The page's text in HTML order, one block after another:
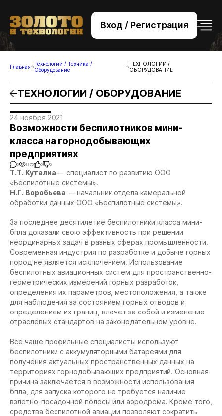
Вход / Регистрация
+7 (495) 221-76-32
bsv@zolteh.ru
Главная
Технологии / Техника /
Оборудование
ТЕХНОЛОГИИ /
ОБОРУДОВАНИЕ
ТЕХНОЛОГИИ / ОБОРУДОВАНИЕ
24 ноября 2021
Возможности беспилотников мини-
класса на горнодобывающих
предприятиях
0 1370 0 0
Т.Т. Куталиа — специалист по развитию ООО
«Беспилотные системы».
Н.Г. Воробьева — начальник отдела камеральной
обработки данных ООО «Беспилотные системы».
За последнее десятилетие беспилотники класса мини-
бпла доказали свою эффективность при решении
неординарных задач в разных сферах промышленности.
Современная индустрия по разработке и добыче горных
пород не является исключением. Использование
беспилотных авиационных систем для пространственно-
геометрических измерений горных разработок,
определения их параметров, местоположения, а также
для наблюдения за состоянием горных отводов и
определением их границ, влечет за собой и изменение
отраслевых стандартов на законодательном уровне.
Все чаще профильные специалисты используют
беспилотники с аккумуляторными батареями для
получения актуальных пространственных данных на
территориях горнодобывающих предприятий. Основная
причина заключается в возможности использования
бпла, для запуска которого не требуется наличие
взлетно-посадочной полосы или аэродрома. Кроме того,
средства беспилотной авиации позволяют сократить